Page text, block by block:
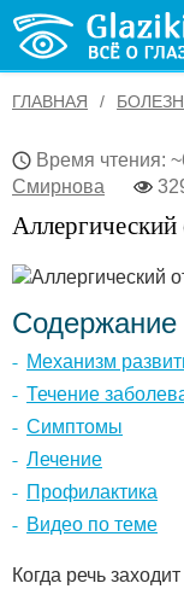
ГЛАВНАЯ
Время чтения:
Смирнова
Аллергический
Содержание
Механизм
Течение
Симптомы
Лечение
Профилактика
Видео по теме
Когда речь